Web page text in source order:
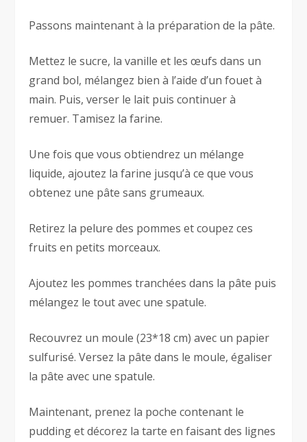
Passons maintenant à la préparation de la pâte.
Mettez le sucre, la vanille et les œufs dans un
grand bol, mélangez bien à l’aide d’un fouet à
main. Puis, verser le lait puis continuer à
remuer. Tamisez la farine.
Une fois que vous obtiendrez un mélange
liquide, ajoutez la farine jusqu’à ce que vous
obtenez une pâte sans grumeaux.
Retirez la pelure des pommes et coupez ces
fruits en petits morceaux.
Ajoutez les pommes tranchées dans la pâte puis
mélangez le tout avec une spatule.
Recouvrez un moule (23*18 cm) avec un papier
sulfurisé. Versez la pâte dans le moule, égaliser
la pâte avec une spatule.
Maintenant, prenez la poche contenant le
pudding et décorez la tarte en faisant des lignes